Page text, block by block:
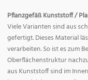
Pflanzgefäß Kunststoff /
Viele Varianten sind aus
gefertigt. Dieses Material
verarbeiten. So ist es zum
Oberflächenstruktur
aus Kunststoff sind im